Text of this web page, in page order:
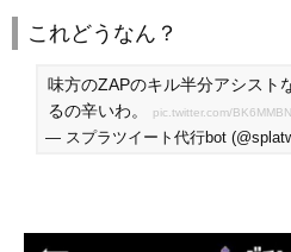
これどうなん？
味方のZAPのキル半分アシスト
るの辛いわ。
pic.twitter.com/
— スプラツイート代行bot